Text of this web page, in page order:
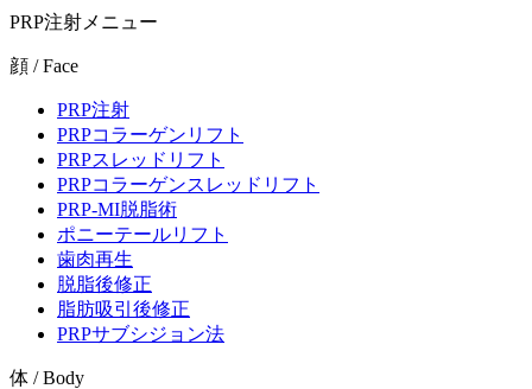
PRP注射メニュー
顔 / Face
PRP注射
PRPコラーゲンリフト
PRPスレッドリフト
PRPコラーゲンスレッドリフト
PRP-MI脱脂術
ポニーテールリフト
歯肉再生
脱脂後修正
脂肪吸引後修正
PRPサブシジョン法
体 / Body